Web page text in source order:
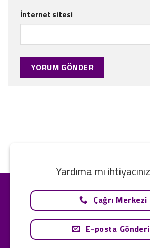
İnternet sitesi
Yardıma mı
Çağrı Merkezi
E-posta